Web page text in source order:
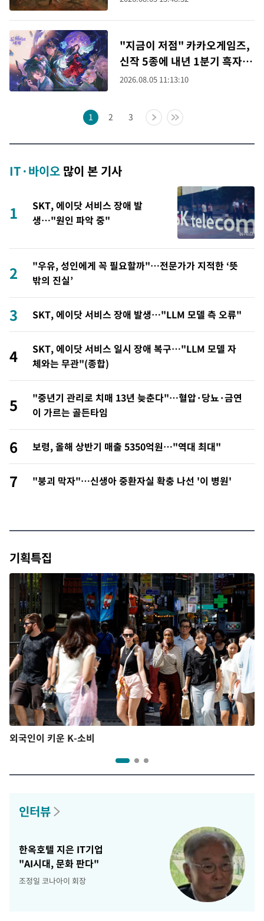
"지금이 저점" 카카오게임즈,
신작 5종에 내년 1분기 흑자
자신(종합)
2026.08.05 11:13:10
1 2 3
IT·바이오 많이 본 기사
1
SKT, 에이닷 서비스 장애 발
생…"원인 파악 중"
2
"우유, 성인에게 꼭 필요할까"…전문가가 지적한 ‘뜻
밖의 진실’
3 SKT, 에이닷 서비스 장애 발생…"LLM 모델 측 오류"
4
SKT, 에이닷 서비스 일시 장애 복구…"LLM 모델 자
체와는 무관"(종합)
5
"중년기 관리로 치매 13년 늦춘다"…혈압·당뇨·금연
이 가르는 골든타임
6 보령, 올해 상반기 매출 5350억원…"역대 최대"
7 "붕괴 막자"…신생아 중환자실 확충 나선 '이 병원'
기획특집
외국인이 키운 K-소비
인터뷰
한옥호텔 지은 IT기업
"AI시대, 문화 판다"
조정일 코나아이 회장